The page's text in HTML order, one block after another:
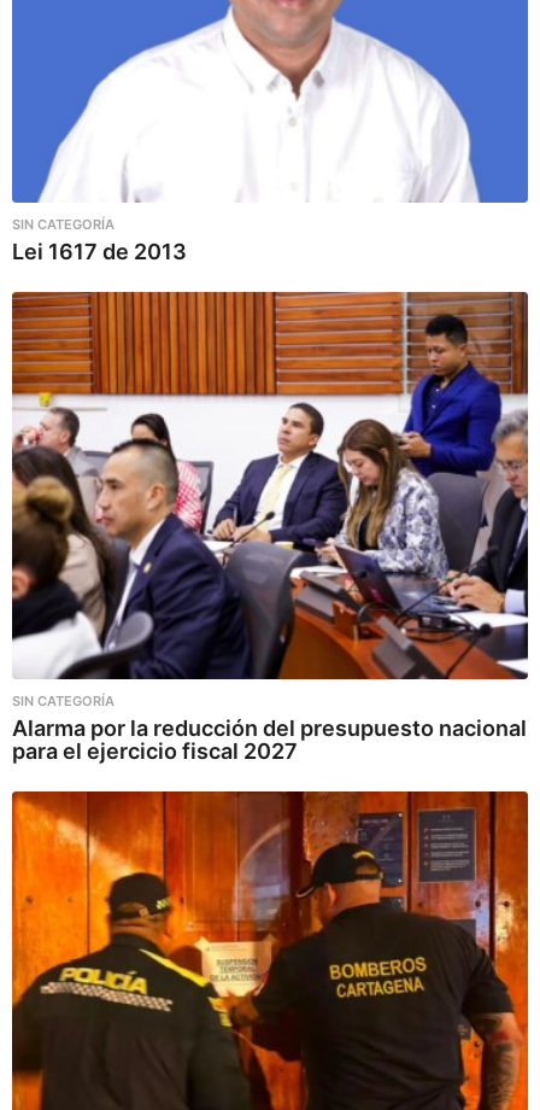
SIN CATEGORÍA
Lei 1617 de 2013
SIN CATEGORÍA
Alarma por la reducción del presupuesto nacional
para el ejercicio fiscal 2027